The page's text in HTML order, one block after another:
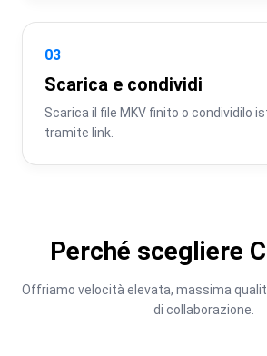
03
Scarica e condividi
Scarica il file MKV finito o condividilo
tramite link.
Perché scegliere
Offriamo velocità elevata, massima
di collaborazione.